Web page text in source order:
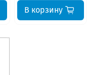
В корзину